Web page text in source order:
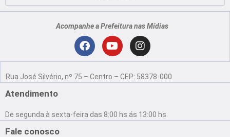
Acompanhe a Prefeitura nas Mídias
F
c
o
o
Y
u
b
e
I
n
s
g
r
Rua José Silvério, nº 75 – Centro – CEP: 58378-000
Atendimento
De segunda à sexta-feira das 8:00 hs ás 13:00 hs.
Fale conosco